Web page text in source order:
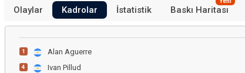
Olaylar Kadrolar İstatistik Baskı Haritası
1 Alan Aguerre
4 Ivan Pillud